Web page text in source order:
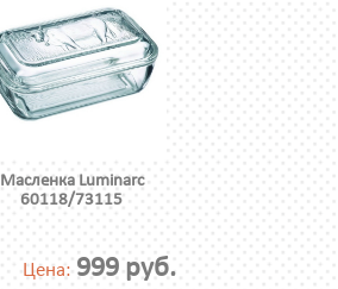
Масленка Luminarc
60118/73115
Цена: 999 руб.